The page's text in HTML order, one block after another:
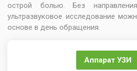
острой болью. Без
ультразвуковое исследование
основе в день обращения.
Аппарат УЗИ